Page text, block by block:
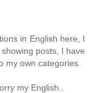
in English here, I
posts, I have
my own categories
my English..